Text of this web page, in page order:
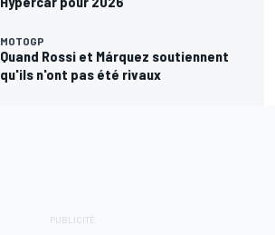
MOTOGP
Quand Rossi et Márquez soutiennent
qu'ils n'ont pas été rivaux